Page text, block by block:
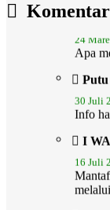
Komentar
24
Putu
30 Juli
Info
I
16 Juli
I